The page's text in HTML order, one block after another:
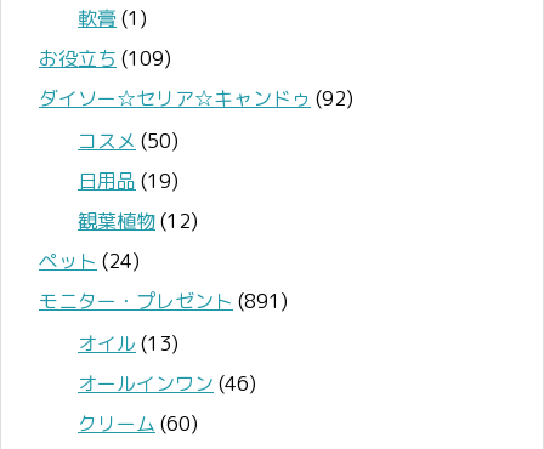
軟膏(1)
お役立ち (109)
ダイソー☆セリア☆キャンドゥ (92)
コスメ (50)
日用品 (19)
観葉植物(12)
ペット (24)
モニター・プレゼント (891)
オイル (13)
オールインワン (46)
クリーム (60)